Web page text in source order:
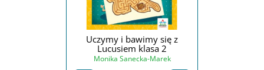
Uczymy i bawimy się z
Lucusiem klasa 2
Monika Sanecka-Marek